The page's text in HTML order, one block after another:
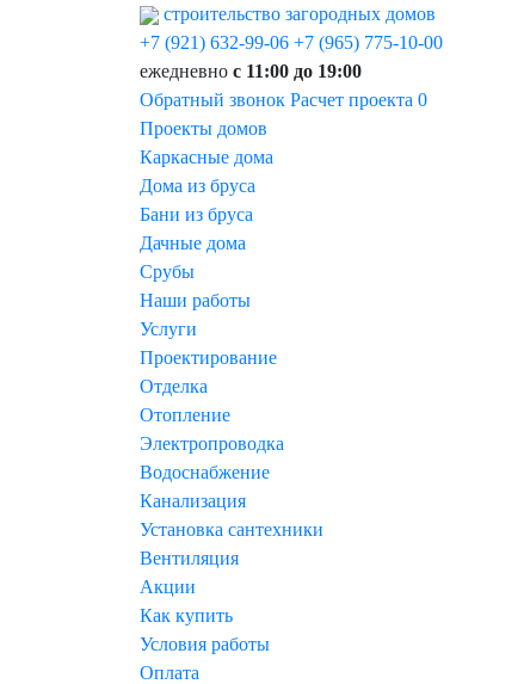
строительство загородных домов
+7 (921) 632-99-06 +7 (965) 775-10-00
ежедневно с 11:00 до 19:00
Обратный звонок Расчет проекта 0
Проекты домов
Каркасные дома
Дома из бруса
Бани из бруса
Дачные дома
Срубы
Наши работы
Услуги
Проектирование
Отделка
Отопление
Электропроводка
Водоснабжение
Канализация
Установка сантехники
Вентиляция
Акции
Как купить
Условия работы
Оплата